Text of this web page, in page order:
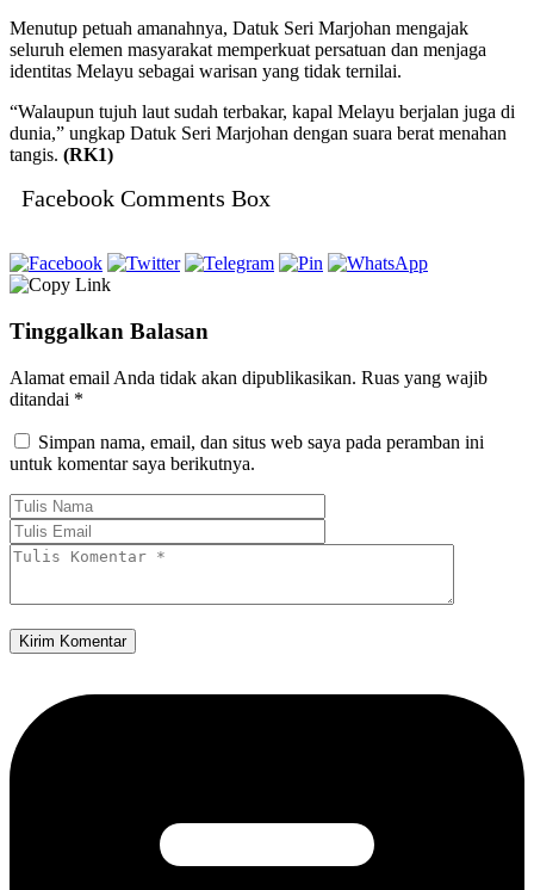
Menutup petuah amanahnya, Datuk Seri Marjohan mengajak
seluruh elemen masyarakat memperkuat persatuan dan menjaga
identitas Melayu sebagai warisan yang tidak ternilai.
“Walaupun tujuh laut sudah terbakar, kapal Melayu berjalan juga di
dunia,” ungkap Datuk Seri Marjohan dengan suara berat menahan
tangis. (RK1)
Facebook Comments Box
Tinggalkan Balasan
Alamat email Anda tidak akan dipublikasikan. Ruas yang wajib
ditandai *
Simpan nama, email, dan situs web saya pada peramban ini
untuk komentar saya berikutnya.